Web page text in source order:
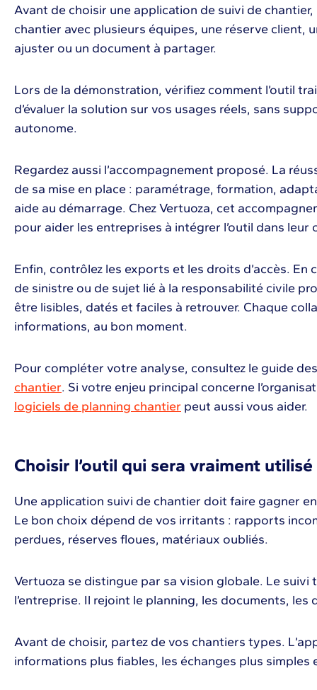
Avant de choisir une application de suivi de
chantier avec plusieurs équipes, une réserve client,
ajuster ou un document à partager.
Lors de la démonstration, vérifiez comment l’outil
d’évaluer la solution sur vos usages réels, sans
autonome.
Regardez aussi l’accompagnement proposé. La
de sa mise en place : paramétrage, formation,
aide au démarrage. Chez Vertuoza, cet
pour aider les entreprises à intégrer l’outil dans
Enfin, contrôlez les exports et les droits d’accès. En
de sinistre ou de sujet lié à la responsabilité civile
être lisibles, datés et faciles à retrouver. Chaque
informations, au bon moment.
Pour compléter votre analyse, consultez le guide
chantier. Si votre enjeu principal concerne
logiciels de planning chantier peut aussi vous aider.
Choisir l’outil qui sera vraiment utilisé
Une application suivi de chantier doit faire gagner
Le bon choix dépend de vos irritants : rapports
perdues, réserves floues, matériaux oubliés.
Vertuoza se distingue par sa vision globale. Le suivi
l’entreprise. Il rejoint le planning, les documents,
Avant de choisir, partez de vos chantiers types.
informations plus fiables, les échanges plus simples